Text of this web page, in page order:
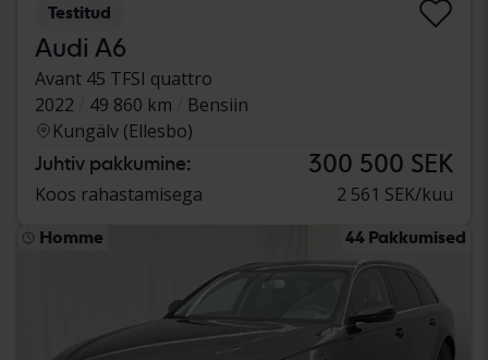
Testitud
Audi A6
Avant 45 TFSI quattro
2022
49 860 km
Bensiin
Kungälv (Ellesbo)
Juhtiv pakkumine: 300 500 SEK
Koos rahastamisega 2 561 SEK/kuu
Homme 44 Pakkumised